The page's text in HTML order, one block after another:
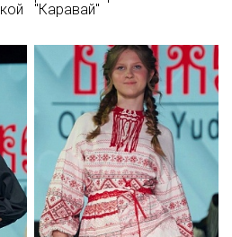
"Каравай"
от Купава
дополнительные
до 30% на узкие
тканей